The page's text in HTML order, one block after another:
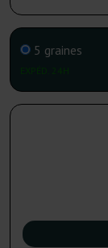
5 graines